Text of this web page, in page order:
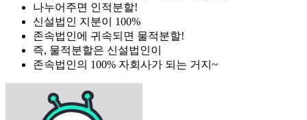
나누어주면 인적분할!
신설법인 지분이 100%
존속법인에 귀속되면 물적분할!
즉, 물적분할은 신설법인이
존속법인의 100% 자회사가 되는 거지~